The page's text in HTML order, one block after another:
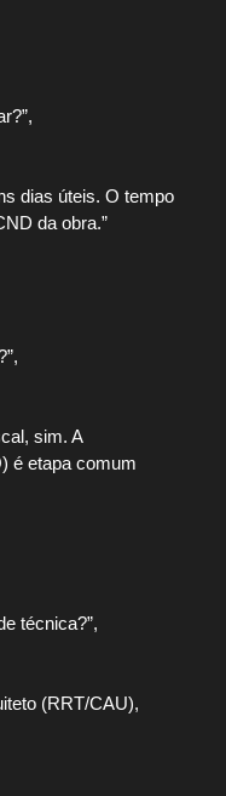
dias úteis. O tempo
da obra.”
sim. A
é etapa comum
técnica?”,
(RRT/CAU),